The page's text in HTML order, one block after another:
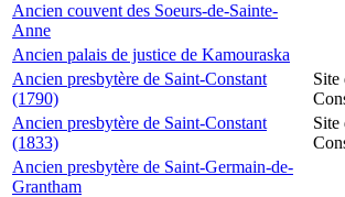
Ancien couvent des Soeurs-de-Sainte-
Anne
Ancien palais de justice de Kamouraska
Ancien presbytère de Saint-Constant
(1790)
Site
Ancien presbytère de Saint-Constant
(1833)
Site
Ancien presbytère de Saint-Germain-de-
Grantham